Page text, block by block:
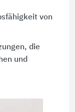
von
die
und